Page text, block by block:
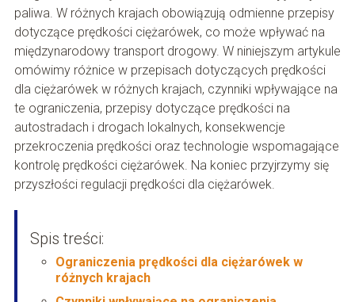
paliwa. W różnych krajach obowiązują odmienne przepisy
dotyczące prędkości ciężarówek, co może wpływać na
międzynarodowy transport drogowy. W niniejszym artykule
omówimy różnice w przepisach dotyczących prędkości
dla ciężarówek w różnych krajach, czynniki wpływające na
te ograniczenia, przepisy dotyczące prędkości na
autostradach i drogach lokalnych, konsekwencje
przekroczenia prędkości oraz technologie wspomagające
kontrolę prędkości ciężarówek. Na koniec przyjrzymy się
przyszłości regulacji prędkości dla ciężarówek.
Spis treści:
Ograniczenia prędkości dla ciężarówek w
różnych krajach